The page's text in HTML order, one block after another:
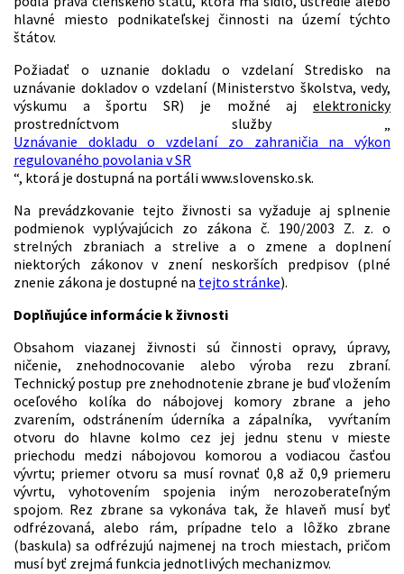
hlavné miesto podnikateľskej činnosti na území týchto
štátov.
Požiadať o uznanie dokladu o vzdelaní Stredisko na
uznávanie dokladov o vzdelaní (Ministerstvo školstva, vedy,
výskumu a športu SR) je možné aj elektronicky
prostredníctvom služby „
Uznávanie dokladu o vzdelaní zo zahraničia na výkon
regulovaného povolania v SR
“, ktorá je dostupná na portáli www.slovensko.sk.
Na prevádzkovanie tejto živnosti sa vyžaduje aj splnenie
podmienok vyplývajúcich zo zákona č. 190/2003 Z. z. o
strelných zbraniach a strelive a o zmene a doplnení
niektorých zákonov v znení neskorších predpisov (plné
znenie zákona je dostupné na tejto stránke).
Doplňujúce informácie k živnosti
Obsahom viazanej živnosti sú činnosti opravy, úpravy,
ničenie, znehodnocovanie alebo výroba rezu zbraní.
Technický postup pre znehodnotenie zbrane je buď vložením
oceľového kolíka do nábojovej komory zbrane a jeho
zvarením, odstránením úderníka a zápalníka, vyvŕtaním
otvoru do hlavne kolmo cez jej jednu stenu v mieste
priechodu medzi nábojovou komorou a vodiacou časťou
vývrtu; priemer otvoru sa musí rovnať 0,8 až 0,9 priemeru
vývrtu, vyhotovením spojenia iným nerozoberateľným
spojom. Rez zbrane sa vykonáva tak, že hlaveň musí byť
odfrézovaná, alebo rám, prípadne telo a lôžko zbrane
(baskula) sa odfrézujú najmenej na troch miestach, pričom
musí byť zrejmá funkcia jednotlivých mechanizmov.